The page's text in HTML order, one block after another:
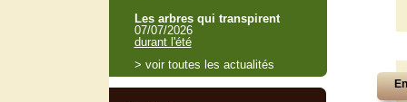
Les arbres qui transpirent
07/07/2026
durant l'été
> voir toutes les actualités